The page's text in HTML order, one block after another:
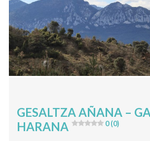
GESALTZA AÑANA –
HARANA
0 (0)